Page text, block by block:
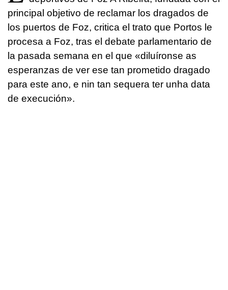
principal objetivo de reclamar los dragados de
los puertos de Foz, critica el trato que Portos le
procesa a Foz, tras el debate parlamentario de
la pasada semana en el que «diluíronse as
esperanzas de ver ese tan prometido dragado
para este ano, e nin tan sequera ter unha data
de execución».